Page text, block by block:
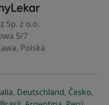
- Hlavní stránka
Sp. z o.o.
5/7
Polska
záložce
v nové záložce
se otevře v nové záložce
, Deutschlandse otevře v
, Českose
,